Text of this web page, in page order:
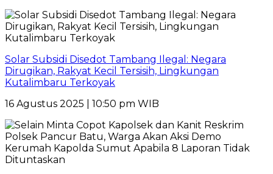
Solar Subsidi Disedot Tambang Ilegal: Negara
Dirugikan, Rakyat Kecil Tersisih, Lingkungan
Kutalimbaru Terkoyak
16 Agustus 2025 | 10:50 pm WIB